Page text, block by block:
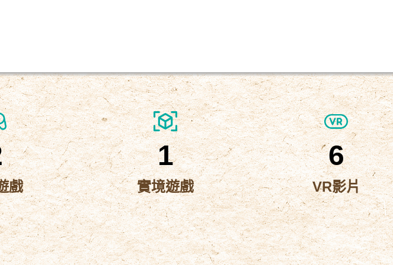
戲
1
實境遊戲
6
VR影片